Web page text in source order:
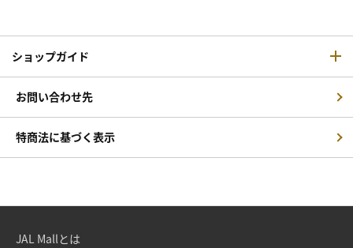
ショップガイド
お問い合わせ先
特商法に基づく表示
JAL Mallとは